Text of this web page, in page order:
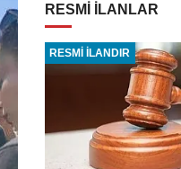
RESMİ İLANLAR
RESMİ İLANDIR